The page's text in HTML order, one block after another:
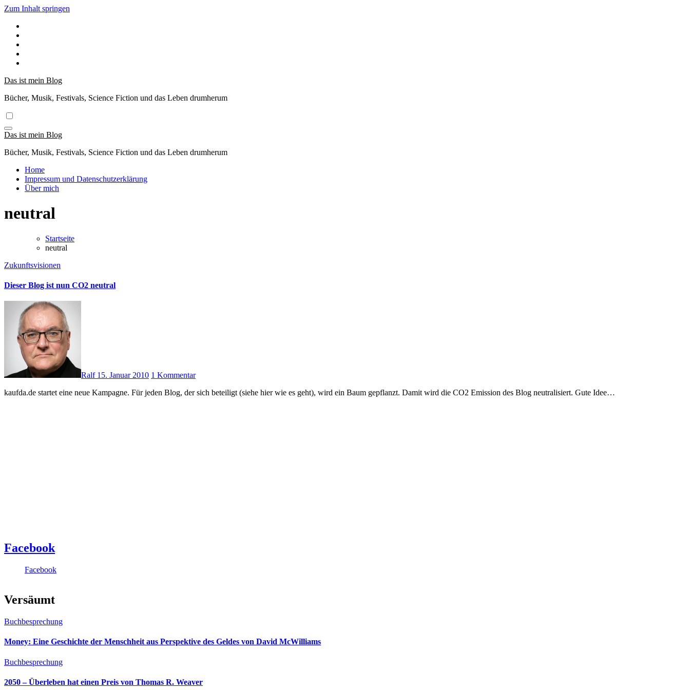
Zum Inhalt springen
Das ist mein Blog
Bücher, Musik, Festivals, Science Fiction und das Leben drumherum
Das ist mein Blog
Bücher, Musik, Festivals, Science Fiction und das Leben drumherum
Home
Impressum und Datenschutzerklärung
Über mich
neutral
Startseite
neutral
Zukunftsvisionen
Dieser Blog ist nun CO2 neutral
Ralf 15. Januar 2010 1 Kommentar
kaufda.de startet eine neue Kampagne. Für jeden Blog, der sich beteiligt (siehe hier wie es geht), wird ein Baum gepflanzt. Damit wird die CO2 Emission des Blog neutralisiert. Gute Idee…
Facebook
Facebook
Versäumt
Buchbesprechung
Money: Eine Geschichte der Menschheit aus Perspektive des Geldes von David McWilliams
Buchbesprechung
2050 – Überleben hat einen Preis von Thomas R. Weaver